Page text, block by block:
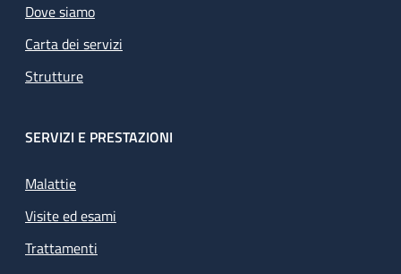
Dove siamo
Carta dei servizi
Strutture
SERVIZI E PRESTAZIONI
Malattie
Visite ed esami
Trattamenti